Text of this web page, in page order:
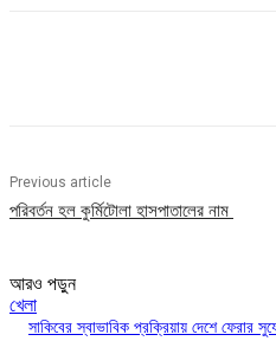
Previous article
পরিবর্তন হল কুর্মিটোলা হাসপাতালের নাম
আরও পড়ুন
খেলা
সাকিবের স্বাভাবিক প্রক্রিয়ায় দেশে ফেরার